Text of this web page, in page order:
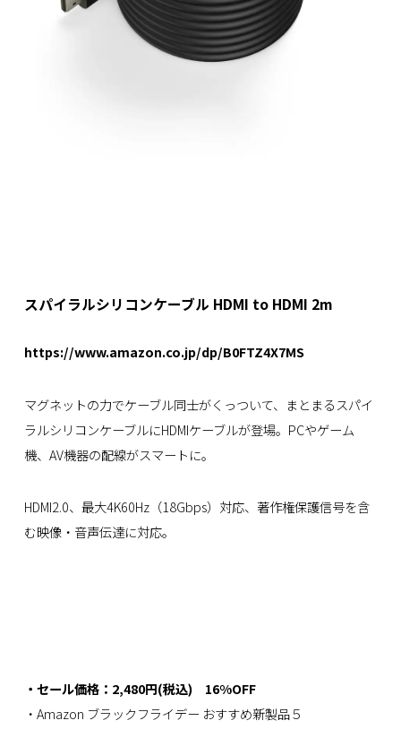
スパイラルシリコンケーブル HDMI to HDMI 2m
https://www.amazon.co.jp/dp/B0FTZ4X7MS
マグネットの力でケーブル同士がくっついて、まとまるスパイ
ラルシリコンケーブルにHDMIケーブルが登場。PCやゲーム
機、AV機器の配線がスマートに。
HDMI2.0、最大4K60Hz（18Gbps）対応、著作権保護信号を含
む映像・音声伝達に対応。
・セール価格：2,480円(税込) 16%OFF
・Amazon ブラックフライデー おすすめ新製品５